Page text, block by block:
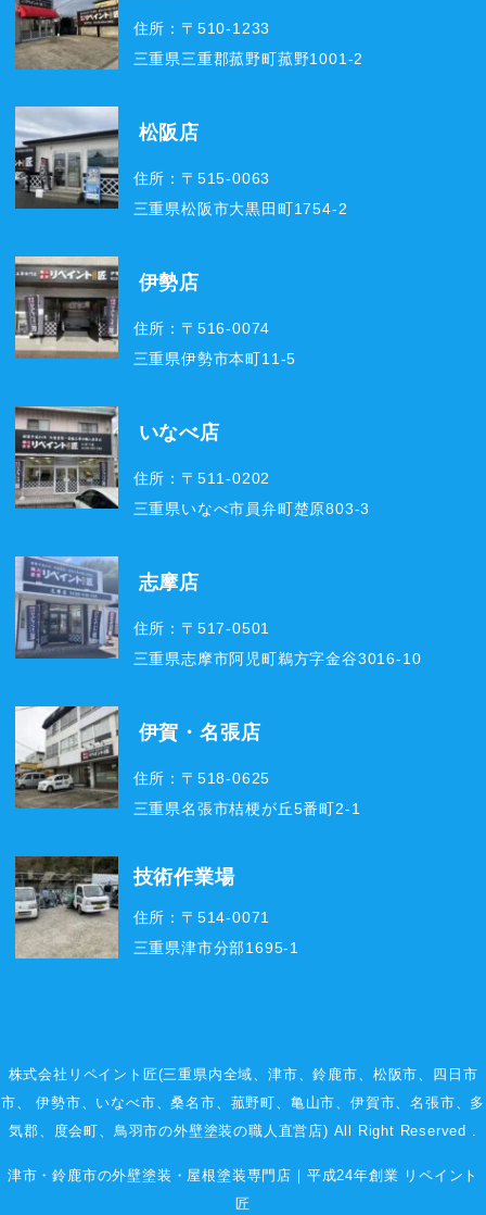
住所：〒510-1233
三重県三重郡菰野町菰野1001-2
松阪店
住所：〒515-0063
三重県松阪市大黒田町1754-2
伊勢店
住所：〒516-0074
三重県伊勢市本町11-5
いなべ店
住所：〒511-0202
三重県いなべ市員弁町楚原803-3
志摩店
住所：〒517-0501
三重県志摩市阿児町鵜方字金谷3016-10
伊賀・名張店
住所：〒518-0625
三重県名張市桔梗が丘5番町2-1
技術作業場
住所：〒514-0071
三重県津市分部1695-1
株式会社リペイント匠(三重県内全域、津市 、鈴鹿市 松阪市
四日市
市
伊勢市 、いなべ市、桑名市、菰野町、 亀山市 、伊賀市 、名張市 、多
気郡、度会町、鳥羽市の外壁塗装の職人直営店) All Right Reserved .
津市・鈴鹿市の外壁塗装・屋根塗装専門店｜平成24年創業 リペイント
匠